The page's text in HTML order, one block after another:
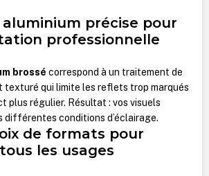
précise pour
professionnelle
brossé correspond à un traitement de
texturé qui limite les reflets trop marqués
plus régulier. Résultat : vos visuels
différentes conditions d’éclairage.
de formats pour
les usages